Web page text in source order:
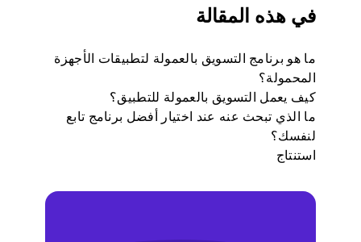
في هذه المقالة
ما هو برنامج التسويق بالعمولة لتطبيقات الأجهزة
المحمولة؟
كيف يعمل التسويق بالعمولة للتطبيق؟
ما الذي تبحث عنه عند اختيار أفضل برنامج تابع
لنفسك؟
استنتاج